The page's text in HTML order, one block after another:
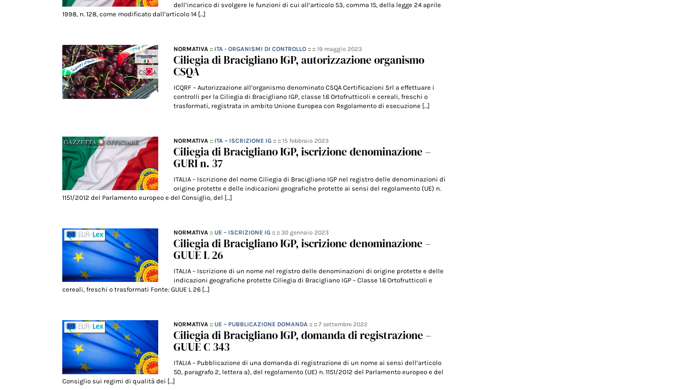
dell’incarico di svolgere le funzioni di cui all’articolo 53, comma 15, della legge 24 aprile
1998, n. 128, come modificato dall’articolo 14 […]
NORMATIVA :: ITA - ORGANISMI DI CONTROLLO :: ::19 maggio 2023
Ciliegia di Bracigliano IGP, autorizzazione organismo
CSQA
ICQRF – Autorizzazione all’organismo denominato CSQA Certificazioni Srl a effettuare i
controlli per la Ciliegia di Bracigliano IGP, classe 1.6 Ortofrutticoli e cereali, freschi o
trasformati, registrata in ambito Unione Europea con Regolamento di esecuzione […]
NORMATIVA :: ITA – ISCRIZIONE IG :: ::15 febbraio 2023
Ciliegia di Bracigliano IGP, iscrizione denominazione –
GURI n. 37
ITALIA – Iscrizione del nome Ciliegia di Bracigliano IGP nel registro delle denominazioni di
origine protette e delle indicazioni geografiche protette ai sensi del regolamento (UE) n.
1151/2012 del Parlamento europeo e del Consiglio, del […]
NORMATIVA :: UE – ISCRIZIONE IG :: ::30 gennaio 2023
Ciliegia di Bracigliano IGP, iscrizione denominazione –
GUUE L 26
ITALIA – Iscrizione di un nome nel registro delle denominazioni di origine protette e delle
indicazioni geografiche protette Ciliegia di Bracigliano IGP – Classe 1.6 Ortofrutticoli e
cereali, freschi o trasformati Fonte: GUUE L 26 […]
NORMATIVA :: UE – PUBBLICAZIONE DOMANDA :: ::7 settembre 2022
Ciliegia di Bracigliano IGP, domanda di registrazione –
GUUE C 343
ITALIA – Pubblicazione di una domanda di registrazione di un nome ai sensi dell’articolo
50, paragrafo 2, lettera a), del regolamento (UE) n. 1151/2012 del Parlamento europeo e del
Consiglio sui regimi di qualità dei […]